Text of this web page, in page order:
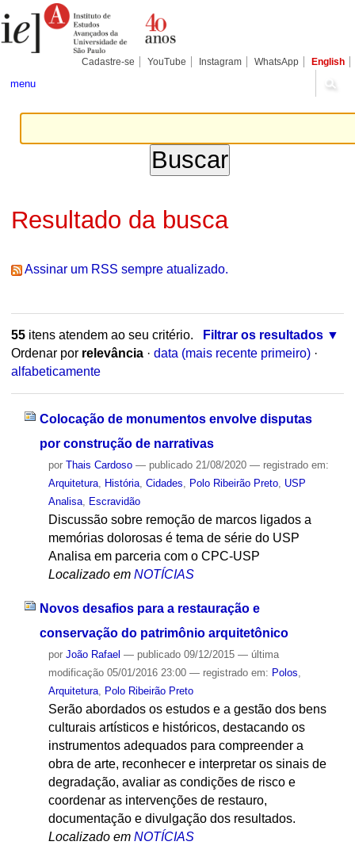
para
conteúdo.
Pessoais
Cadastre-se YouTube Instagram WhatsApp English
menu
Resultado da busca
Assinar um RSS sempre atualizado.
55itens atendem ao seu critério.
Filtrar os resultados
Ordenar por relevância · data (mais recente primeiro) ·
alfabeticamente
Colocação de monumentos envolve disputas
por construção de narrativas
por Thais Cardoso — publicado21/08/2020 — registrado em:
Arquitetura, História, Cidades Polo Ribeirão Preto, USP
Analisa, Escravidão
Discussão sobre remoção de marcos ligados a
memórias dolorosas é tema de série do USP
Analisa em parceria com o CPC-USP
Localizado em NOTÍCIAS
Novos desafios para a restauração e
conservação do patrimônio arquitetônico
por João Rafael — publicado09/12/2015 — última
modificação05/01/2016 23:00 — registrado em: Polos
Arquitetura, Polo Ribeirão Preto
Serão abordados os estudos e a gestão dos bens
culturais artísticos e históricos, destacando os
instrumentos adequados para compreender a
obra de arte, reconhecer e interpretar os sinais de
degradação, avaliar as condições de risco e
coordenar as intervenções de restauro,
documentação e divulgação dos resultados.
Localizado em NOTÍCIAS